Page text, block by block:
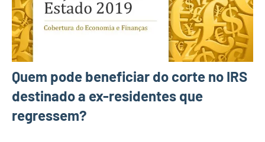
Quem pode beneficiar do corte no IRS
destinado a ex-residentes que
regressem?